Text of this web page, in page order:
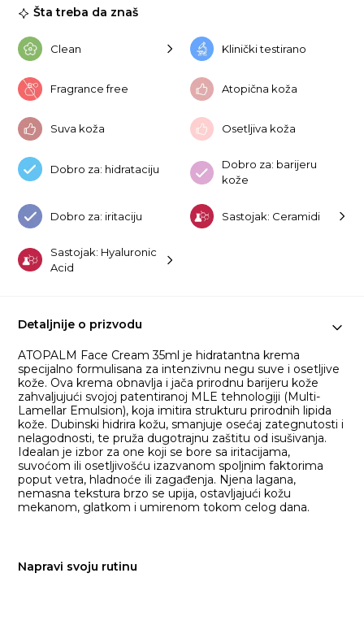
Šta treba da znaš
Clean Klinički testirano
Fragrance free Atopična koža
Suva koža Osetljiva koža
Dobro za: hidrataciju
Dobro za: barijeru
kože
Dobro za: iritaciju Sastojak: Ceramidi
Sastojak: Hyaluronic
Acid
Detaljnije o prizvodu
ATOPALM Face Cream 35ml je hidratantna krema
specijalno formulisana za intenzivnu negu suve i osetljive
kože. Ova krema obnavlja i jača prirodnu barijeru kože
zahvaljujući svojoj patentiranoj MLE tehnologiji (Multi-
Lamellar Emulsion), koja imitira strukturu prirodnih lipida
kože. Dubinski hidrira kožu, smanjuje osećaj zategnutosti i
nelagodnosti, te pruža dugotrajnu zaštitu od isušivanja.
Idealan je izbor za one koji se bore sa iritacijama,
suvoćom ili osetljivošću izazvanom spoljnim faktorima
poput vetra, hladnoće ili zagađenja. Njena lagana,
nemasna tekstura brzo se upija, ostavljajući kožu
mekanom, glatkom i umirenom tokom celog dana.
Napravi svoju rutinu